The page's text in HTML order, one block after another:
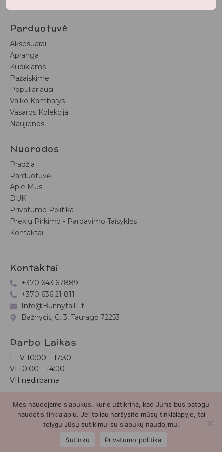
Parduotuvė
Aksesuarai
Apranga
Kūdikiams
Pažaiskime
Populiariausi
Vaiko Kambarys
Vasaros Kolekcija
Naujienos
Nuorodos
Pradžia
Parduotuvė
Apie Mus
DUK
Privatumo Politika
Prekių Pirkimo - Pardavimo Taisyklės
Kontaktai
Kontaktai
+370 643 67889
+370 636 21 811
Info@bunnytail.lt
Bažnyčių G. 3, Tauragė 72253
Darbo Laikas
I – V 10:00 – 17:30
VI 10:00 – 14:00
VII nedirbame
Bunnytail.lt| Copyright 2026 | Svetainė sukurtaMyra.lt
Mes naudojame slapukus, kurie užtikrina, kad Jums bus patogu
naudotis tinklalapiu. Jei toliau naršysite mūsų tinklalapyje, tai
tolygu Jūsų sutikimui su slapukų naudojimu.
Sutinku
Privatumo politika